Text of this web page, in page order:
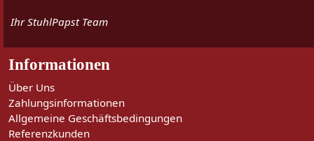
Ihr StuhlPapst Team
Informationen
Über Uns
Zahlungsinformationen
Allgemeine Geschäftsbedingungen
Referenzkunden